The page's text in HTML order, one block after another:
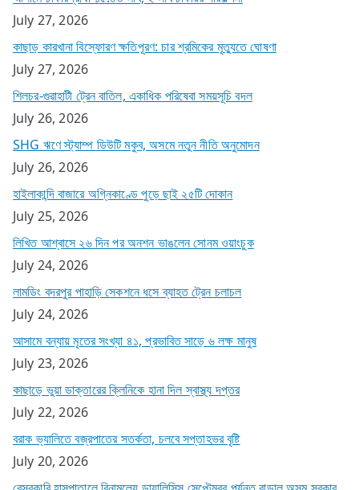
July 27, 2026
কাছাড় কারখানা বিস্ফোরণ ক্ষতিপূরণ: চার শ্রমিকের মৃত্যুতে ঘোষণা
July 27, 2026
শিলচর-গুৱাহাটী ট্রেন বাতিল, একাধিক পরিষেবা সময়সূচি বদল
July 26, 2026
SHG ঋণে স্ট্যাম্প ডিউটি মকুব, অসমে নতুন নীতি অনুমোদন
July 26, 2026
হাইলাকান্দি বাজারে অগ্নিকাণ্ডে পুড়ে ছাই ২৫টি দোকান
July 25, 2026
লিখিত আশ্বাসে ২৬ দিন পর অনশন ভাঙলেন সোনম ওয়াংচুক
July 24, 2026
লামডিং বদরপুর পাহাড়ি সেকশনে ধসে ব্যাহত ট্রেন চলাচল
July 24, 2026
আসামে বন্যায় মৃতের সংখ্যা ৪১, প্রভাবিত সাড়ে ৬ লক্ষ মানুষ
July 23, 2026
কাছাড়ে ভুয়া ডাক্তারের ক্লিনিকে হানা দিল স্বাস্থ্য দপ্তর
July 22, 2026
বরাক ভ্যালিতে বজ্রপাতের সতর্কতা, চলবে সপ্তাহভর বৃষ্টি
July 20, 2026